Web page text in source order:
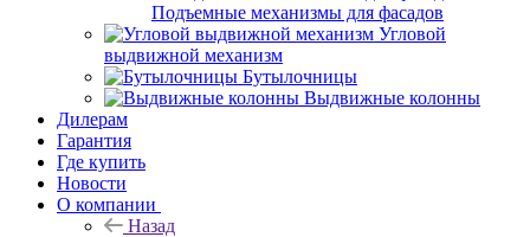
Подъемные механизмы для фасадов
Угловой
выдвижной механизм
Бутылочницы
Выдвижные колонны
Дилерам
Гарантия
Где купить
Новости
О компании
Назад